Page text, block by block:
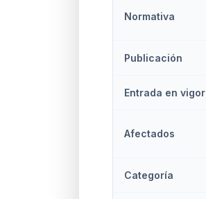
Normativa
Publicación
Entrada en vigor
Afectados
Categoría